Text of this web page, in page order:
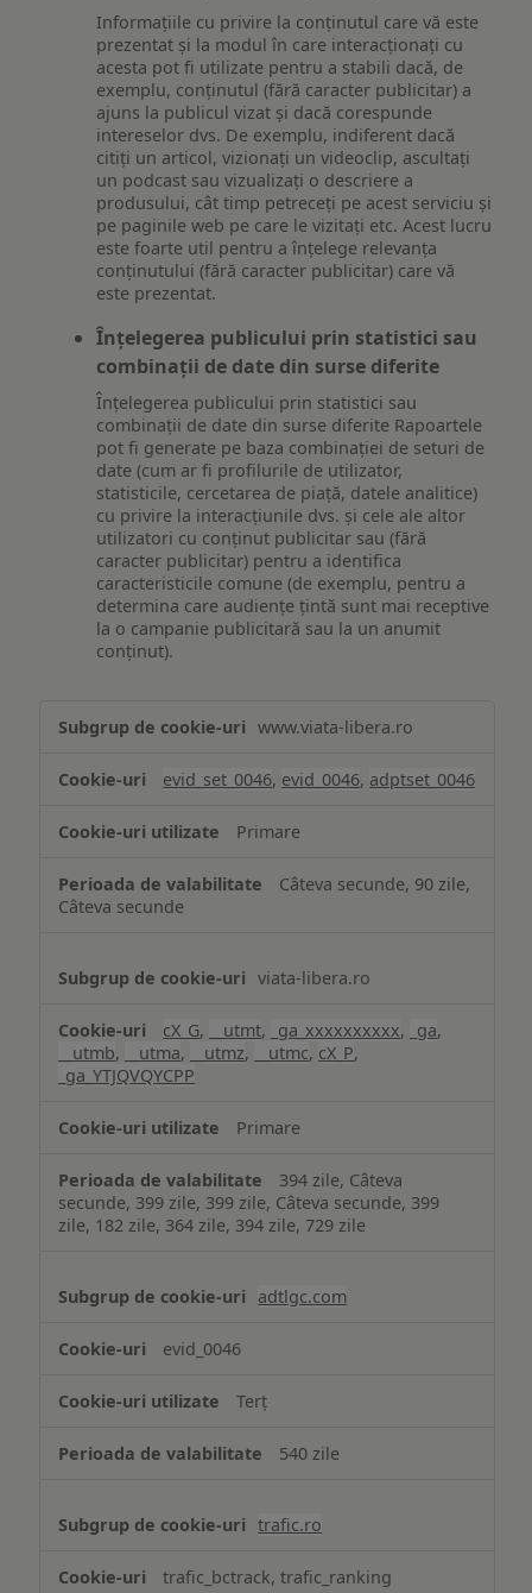
Informațiile cu privire la conținutul care vă este
prezentat și la modul în care interacționați cu
acesta pot fi utilizate pentru a stabili dacă, de
exemplu, conținutul (fără caracter publicitar) a
ajuns la publicul vizat și dacă corespunde
intereselor dvs. De exemplu, indiferent dacă
citiți un articol, vizionați un videoclip, ascultați
un podcast sau vizualizați o descriere a
produsului, cât timp petreceți pe acest serviciu și
pe paginile web pe care le vizitați etc. Acest lucru
este foarte util pentru a înțelege relevanța
conținutului (fără caracter publicitar) care vă
este prezentat.
Înțelegerea publicului prin statistici sau
combinații de date din surse diferite
Înțelegerea publicului prin statistici sau
combinații de date din surse diferite Rapoartele
pot fi generate pe baza combinației de seturi de
date (cum ar fi profilurile de utilizator,
statisticile, cercetarea de piață, datele analitice)
cu privire la interacțiunile dvs. și cele ale altor
utilizatori cu conținut publicitar sau (fără
caracter publicitar) pentru a identifica
caracteristicile comune (de exemplu, pentru a
determina care audiențe țintă sunt mai receptive
la o campanie publicitară sau la un anumit
conținut).
Măsurare
analiză
www.viata-libera.ro
evid_set_0046, evid_0046, adptset_0046
Primare
Câteva secunde, 90 zile,
Câteva secunde
viata-libera.ro
cX_G, __utmt, _ga_xxxxxxxxxx, _ga,
__utmb, __utma, __utmz, __utmc, cX_P,
_ga_YTJQVQYCPP
Primare
394 zile, Câteva
secunde, 399 zile, 399 zile, Câteva secunde, 399
zile, 182 zile, 364 zile, 394 zile, 729 zile
adtlgc.com
evid_0046
Terț
540 zile
trafic.ro
trafic_bctrack, trafic_ranking